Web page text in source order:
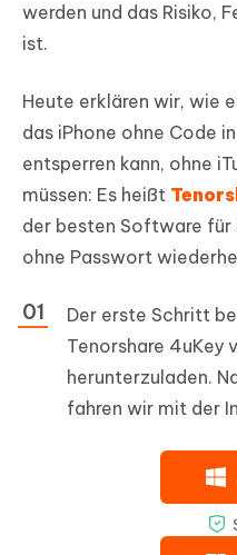
werden und das Risiko,
ist.
Heute erklären wir, wie
das iPhone ohne Code
entsperren kann, ohne
müssen: Es heißt
der besten Software für
ohne Passwort
Der erste Schritt
Tenorshare 4uKey
herunterzuladen.
fahren wir mit der